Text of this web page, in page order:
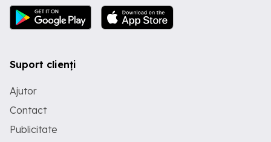
Suport clienți
Ajutor
Contact
Publicitate